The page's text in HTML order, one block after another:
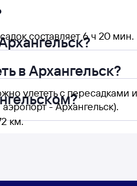
составляет 6 ч 20 мин.
в Архангельск?
улететь с пересадками
- Архангельск).
км.